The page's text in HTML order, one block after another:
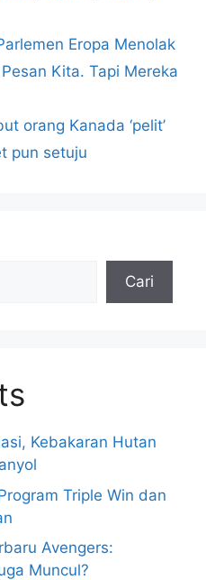
Eropa Menolak
Kita. Tapi Mereka
orang Kanada ‘pelit’
pun setuju
Cari
Kebakaran Hutan
Triple Win dan
Avengers:
Muncul?